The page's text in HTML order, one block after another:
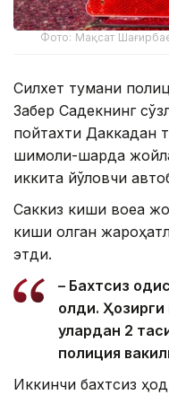
Фото: Мақсат
Силхет тумани
Забер Садекнинг
пойтахти Даккадан
шимоли-шарқда
иккита йўловчи
Саккиз киши воқеа
киши олган
этди.
– Бахтсиз
олди.
улардан 2
полиция
Иккинчи бахтсиз